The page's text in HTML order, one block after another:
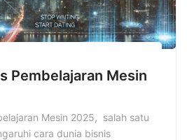
Pembelajaran Mesin
Mesin 2025, salah satu
cara dunia bisnis